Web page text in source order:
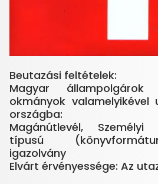
Beutazási feltételek:
Magyar
okmányok
országba:
Magánútlevél, Személyi
típusú
igazolvány
Elvárt érvényessége: Az